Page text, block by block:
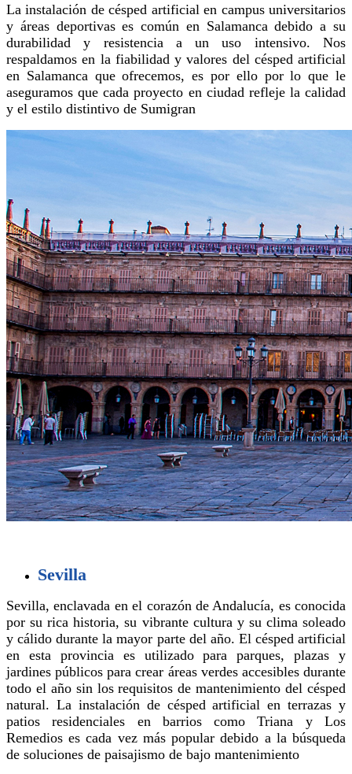
La instalación de césped artificial en campus universitarios
y áreas deportivas es común en Salamanca debido a su
durabilidad y resistencia a un uso intensivo. Nos
respaldamos en la fiabilidad y valores del césped artificial
en Salamanca que ofrecemos, es por ello por lo que le
aseguramos que cada proyecto en ciudad refleje la calidad
y el estilo distintivo de Sumigran
Sevilla
Sevilla, enclavada en el corazón de Andalucía, es conocida
por su rica historia, su vibrante cultura y su clima soleado
y cálido durante la mayor parte del año. El césped artificial
en esta provincia es utilizado para parques, plazas y
jardines públicos para crear áreas verdes accesibles durante
todo el año sin los requisitos de mantenimiento del césped
natural. La instalación de césped artificial en terrazas y
patios residenciales en barrios como Triana y Los
Remedios es cada vez más popular debido a la búsqueda
de soluciones de paisajismo de bajo mantenimiento